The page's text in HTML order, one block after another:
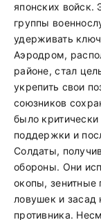
японских войск.
группы
удерживать
Аэродром,
районе, стал
укрепить свои
союзников
было
поддержки и
Солдаты,
обороны. Они
окопы, зенитные
ловушек и
противника.